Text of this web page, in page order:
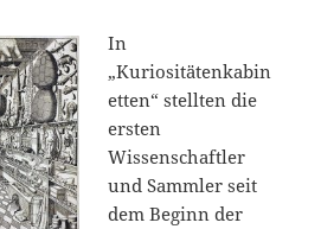
In
„Kuriositätenkabin
etten“ stellten die
ersten
Wissenschaftler
und Sammler seit
dem Beginn der